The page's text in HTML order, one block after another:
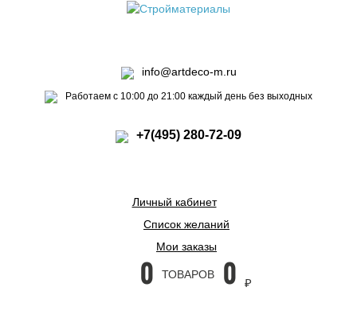
info@artdeco-m.ru
Работаем с 10:00 до 21:00 каждый день без выходных
+7(495) 280-72-09
Личный кабинет
Список желаний
Мои заказы
0 ТОВАРОВ 0 ₽